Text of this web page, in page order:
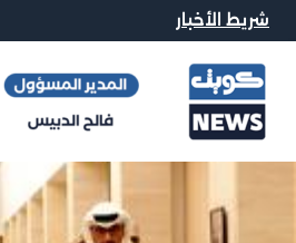
شريط الأخبار